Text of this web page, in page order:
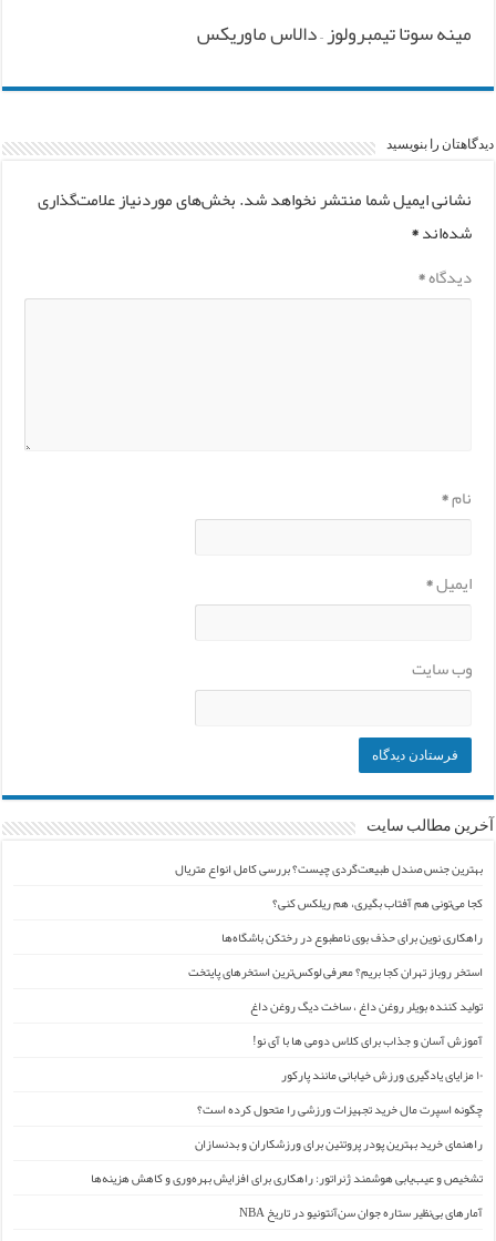
مینه سوتا تیمبرولوز – دالاس ماوریکس
دیدگاهتان را بنویسید
نشانی ایمیل شما منتشر نخواهد شد.بخش‌های موردنیاز علامت‌گذاری
شده‌اند*
دیدگاه*
نام*
ایمیل*
وب‌ سایت
آخرین مطالب سایت
بهترین جنس صندل طبیعت‌گردی چیست؟ بررسی کامل انواع متریال
کجا می‌تونی هم آفتاب بگیری، هم ریلکس کنی؟
راهکاری نوین برای حذف بوی نامطبوع در رختکن باشگاه‌ها
استخر روباز تهران کجا بریم؟ معرفی لوکس‌ترین استخرهای پایتخت
تولید کننده بویلر روغن داغ ، ساخت دیگ روغن داغ
آموزش آسان و جذاب برای کلاس دومی ها با آی نو!
۱۰ مزایای یادگیری ورزش خیابانی مانند پارکور
چگونه اسپرت مال خرید تجهیزات ورزشی را متحول کرده است؟
راهنمای خرید بهترین پودر پروتئین برای ورزشکاران و بدنسازان
تشخیص و عیب‌یابی هوشمند ژنراتور: راهکاری برای افزایش بهره‌وری و کاهش هزینه‌ها
آمارهای بی‌نظیر ستاره جوان سن‌آنتونیو در تاریخ NBA